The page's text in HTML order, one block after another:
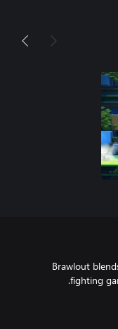
Brawlout